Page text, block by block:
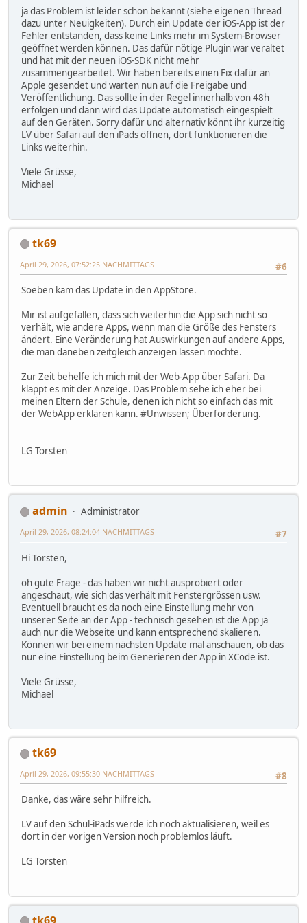
ja das Problem ist leider schon bekannt (siehe eigenen Thread
dazu unter Neuigkeiten). Durch ein Update der iOS-App ist der
Fehler entstanden, dass keine Links mehr im System-Browser
geöffnet werden können. Das dafür nötige Plugin war veraltet
und hat mit der neuen iOS-SDK nicht mehr
zusammengearbeitet. Wir haben bereits einen Fix dafür an
Apple gesendet und warten nun auf die Freigabe und
Veröffentlichung. Das sollte in der Regel innerhalb von 48h
erfolgen und dann wird das Update automatisch eingespielt
auf den Geräten. Sorry dafür und alternativ könnt ihr kurzeitig
LV über Safari auf den iPads öffnen, dort funktionieren die
Links weiterhin.
Viele Grüsse,
Michael
tk69
#6
April 29, 2026, 07:52:25 NACHMITTAGS
Soeben kam das Update in den AppStore.
Mir ist aufgefallen, dass sich weiterhin die App sich nicht so
verhält, wie andere Apps, wenn man die Größe des Fensters
ändert. Eine Veränderung hat Auswirkungen auf andere Apps,
die man daneben zeitgleich anzeigen lassen möchte.
Zur Zeit behelfe ich mich mit der Web-App über Safari. Da
klappt es mit der Anzeige. Das Problem sehe ich eher bei
meinen Eltern der Schule, denen ich nicht so einfach das mit
der WebApp erklären kann. #Unwissen; Überforderung.
LG Torsten
admin
Administrator
#7
April 29, 2026, 08:24:04 NACHMITTAGS
Hi Torsten,
oh gute Frage - das haben wir nicht ausprobiert oder
angeschaut, wie sich das verhält mit Fenstergrössen usw.
Eventuell braucht es da noch eine Einstellung mehr von
unserer Seite an der App - technisch gesehen ist die App ja
auch nur die Webseite und kann entsprechend skalieren.
Können wir bei einem nächsten Update mal anschauen, ob das
nur eine Einstellung beim Generieren der App in XCode ist.
Viele Grüsse,
Michael
tk69
#8
April 29, 2026, 09:55:30 NACHMITTAGS
Danke, das wäre sehr hilfreich.
LV auf den Schul-iPads werde ich noch aktualisieren, weil es
dort in der vorigen Version noch problemlos läuft.
LG Torsten